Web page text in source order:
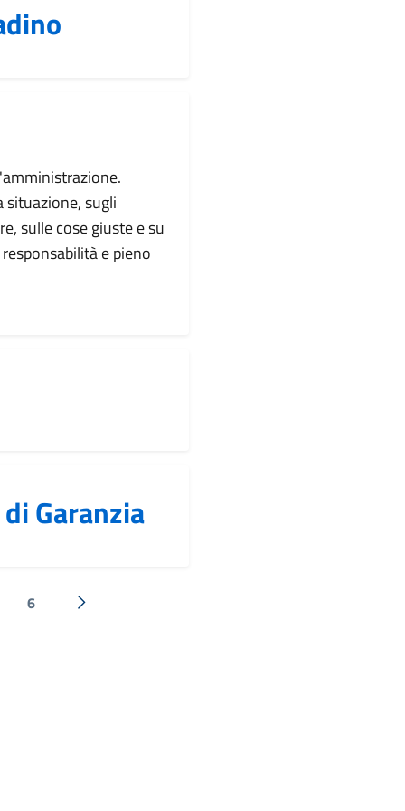
situazione, sugli
sulle cose giuste e su
e pieno
Garanzia
6
Successiva »